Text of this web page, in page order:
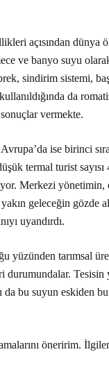
açısından dünya
ve banyo suyu
sindirim sistemi,
da
vermekte.
ise birinci
termal turist
Merkezi
geleceğin gözde
uyandırdı.
yüzünden tarımsal
Tesisin
da bu suyun eskiden
öneririm.